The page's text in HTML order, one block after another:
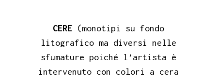
CERE (monotipi su fondo
litografico ma diversi nelle
sfumature poiché l’artista è
intervenuto con colori a cera